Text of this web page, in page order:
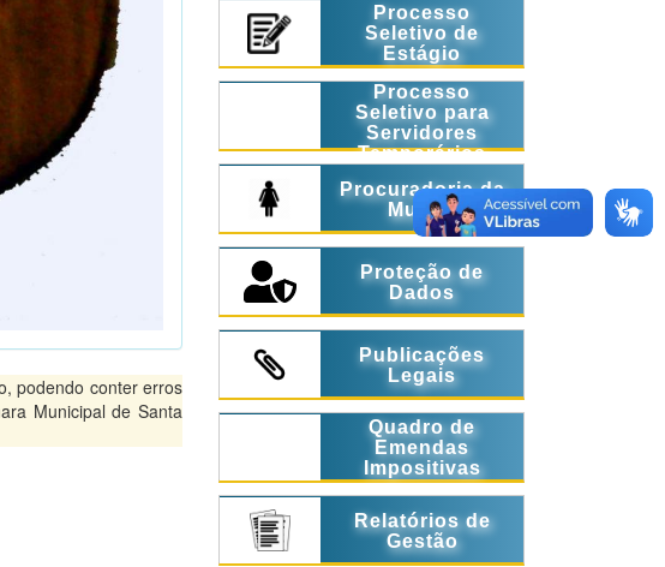
podendo conter erros
Municipal de Santa
Processo
Seletivo de
Estágio
Processo
Seletivo para
Servidores
Temporários
Procuradoria da
Mulher
Proteção de
Dados
Publicações
Legais
Quadro de
Emendas
Impositivas
Relatórios de
Gestão